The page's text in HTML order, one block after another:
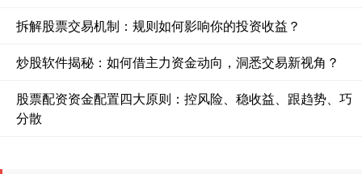
拆解股票交易机制：规则如何影响你的投资收益？
炒股软件揭秘：如何借主力资金动向，洞悉交易新视角？
股票配资资金配置四大原则：控风险、稳收益、跟趋势、巧
分散